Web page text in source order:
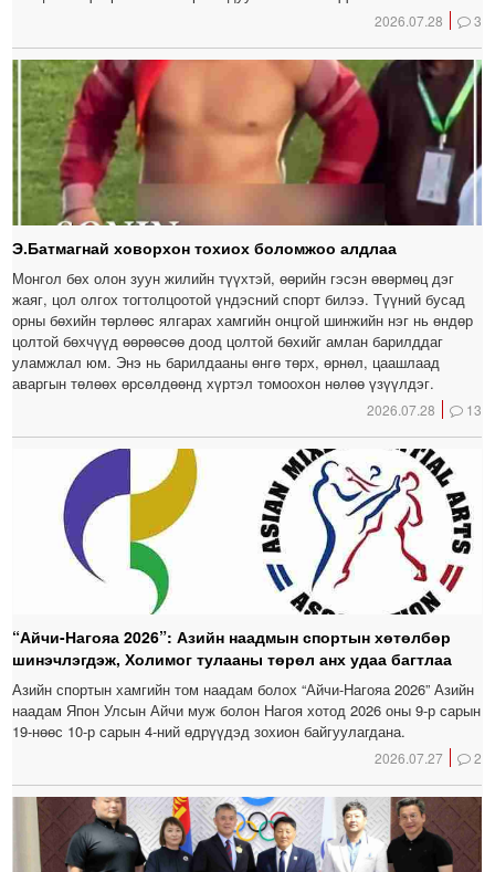
2026.07.28 3
Э.Батмагнай ховорхон тохиох боломжоо алдлаа
Монгол бөх олон зуун жилийн түүхтэй, өөрийн гэсэн өвөрмөц дэг
жаяг, цол олгох тогтолцоотой үндэсний спорт билээ. Түүний бусад
орны бөхийн төрлөөс ялгарах хамгийн онцгой шинжийн нэг нь өндөр
цолтой бөхчүүд өөрөөсөө доод цолтой бөхийг амлан барилддаг
уламжлал юм. Энэ нь барилдааны өнгө төрх, өрнөл, цаашлаад
аваргын төлөөх өрсөлдөөнд хүртэл томоохон нөлөө үзүүлдэг.
2026.07.28 13
“Айчи-Нагояа 2026”: Азийн наадмын спортын хөтөлбөр
шинэчлэгдэж, Холимог тулааны төрөл анх удаа багтлаа
Азийн спортын хамгийн том наадам болох “Айчи-Нагояа 2026” Азийн
наадам Япон Улсын Айчи муж болон Нагоя хотод 2026 оны 9-р сарын
19-нөөс 10-р сарын 4-ний өдрүүдэд зохион байгуулагдана.
2026.07.27 2